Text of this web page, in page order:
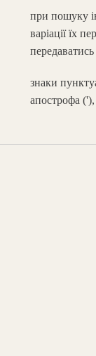
при пошуку
варіації їх
передаватись
знаки
апострофа